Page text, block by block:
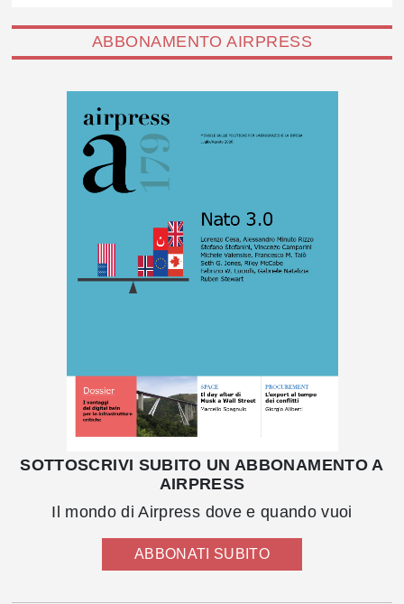
ABBONAMENTO AIRPRESS
SOTTOSCRIVI SUBITO UN ABBONAMENTO A
AIRPRESS
Il mondo di Airpress dove e quando vuoi
ABBONATI SUBITO